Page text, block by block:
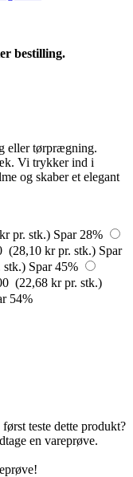
bestilling.
eller tørprægning.
Vi trykker ind i
og skaber et elegant
pr. stk.) Spar 28%
(28,10 kr pr. stk.) Spar
stk.) Spar 45%
(22,68 kr pr. stk.)
54%
teste dette produkt?
en vareprøve.